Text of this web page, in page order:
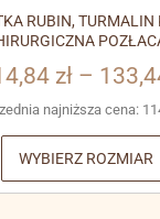
RUBIN,
zł –
najniższa cena:
WYBIERZ ROZMIAR